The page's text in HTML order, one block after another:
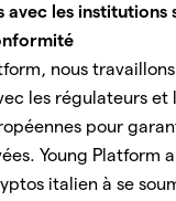
avec les institutions
nous
les régulateurs et
pour
Young Platform
italien à se